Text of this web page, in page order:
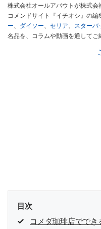
株式会社オールアバウトが株式
コメンドサイト『イチオシ』の編
ー、 ダイソー、 セリア、 スターバ
名品を、コラムや動画を通してご
インフルエンサーが実際に使用
目次
コメダ珈琲店でで